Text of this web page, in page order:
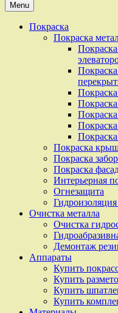
Menu
Покраска
Покраска
Покраска
Покраска
Покраска
Интерьерная
Огнезащита
Очистка металла
Очистка
Демонтаж
Аппараты
Купить
Купить
Купить
Купить